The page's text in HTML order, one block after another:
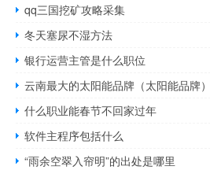
qq三国挖矿攻略采集
冬天塞尿不湿方法
银行运营主管是什么职位
云南最大的太阳能品牌（太阳能品牌）
什么职业能春节不回家过年
软件主程序包括什么
“雨余空翠入帘明”的出处是哪里